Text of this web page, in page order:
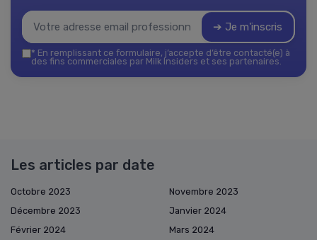
➔ Je m'inscris
* En remplissant ce formulaire, j’accepte d’être contacté(e) à
des fins commerciales par Milk Insiders et ses partenaires.
Les articles par date
Octobre 2023
Novembre 2023
Décembre 2023
Janvier 2024
Février 2024
Mars 2024